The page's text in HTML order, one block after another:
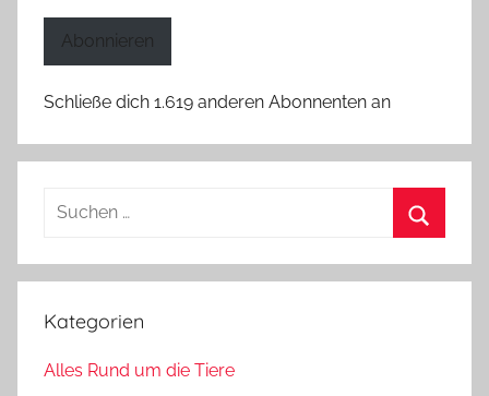
Abonnieren
Schließe dich 1.619 anderen Abonnenten an
Suchen
Kategorien
Alles Rund um die Tiere